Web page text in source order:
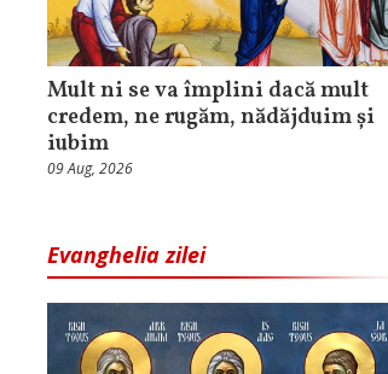
Mult ni se va împlini dacă mult
credem, ne rugăm, nădăjduim și
iubim
09 Aug, 2026
Evanghelia zilei